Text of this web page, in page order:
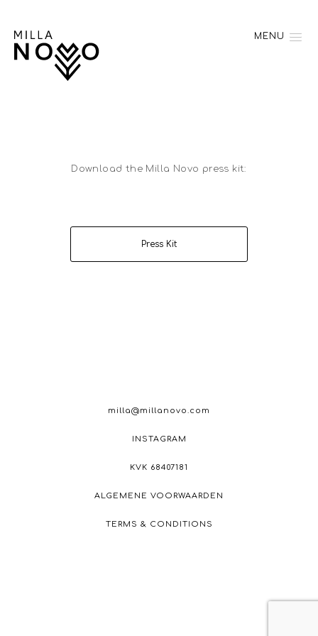
MENU
Download the Milla Novo press kit:
Press Kit
milla@millanovo.com
INSTAGRAM
KVK 68407181
ALGEMENE VOORWAARDEN
TERMS & CONDITIONS